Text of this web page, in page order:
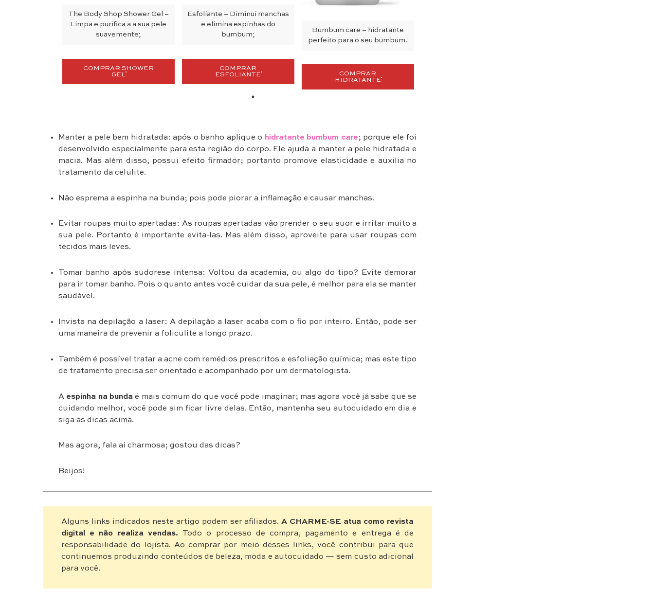
The Body Shop Shower Gel –
Limpa e purifica a a sua pele
suavemente;
COMPRAR SHOWER
GEL
Esfoliante – Diminui manchas
e elimina espinhas do
bumbum;
COMPRAR
ESFOLIANTE
Bumbum care – hidratante
perfeito para o seu bumbum.
COMPRAR
HIDRATANTE
Manter a pele bem hidratada: após o banho aplique o hidratante bumbum care; porque ele foi
desenvolvido especialmente para esta região do corpo. Ele ajuda a manter a pele hidratada e
macia. Mas além disso, possui efeito firmador; portanto promove elasticidade e auxilia no
tratamento da celulite.
Não esprema a espinha na bunda; pois pode piorar a inflamação e causar manchas.
Evitar roupas muito apertadas: As roupas apertadas vão prender o seu suor e irritar muito a
sua pele. Portanto é importante evita-las. Mas além disso, aproveite para usar roupas com
tecidos mais leves.
Tomar banho após sudorese intensa: Voltou da academia, ou algo do tipo? Evite demorar
para ir tomar banho. Pois o quanto antes você cuidar da sua pele, é melhor para ela se manter
saudável.
Invista na depilação a laser: A depilação a laser acaba com o fio por inteiro. Então, pode ser
uma maneira de prevenir a foliculite a longo prazo.
Também é possível tratar a acne com remédios prescritos e esfoliação química; mas este tipo
de tratamento precisa ser orientado e acompanhado por um dermatologista.
A espinha na bunda é mais comum do que você pode imaginar; mas agora você já sabe que se
cuidando melhor, você pode sim ficar livre delas. Então, mantenha seu autocuidado em dia e
siga as dicas acima.
Mas agora, fala aí charmosa; gostou das dicas?
Beijos!
Alguns links indicados neste artigo podem ser afiliados.A CHARME-SE atua como revista
digital e não realiza vendas. Todo o processo de compra, pagamento e entrega é de
responsabilidade do lojista. Ao comprar por meio desses links, você contribui para que
continuemos produzindo conteúdos de beleza, moda e autocuidado — sem custo adicional
para você.